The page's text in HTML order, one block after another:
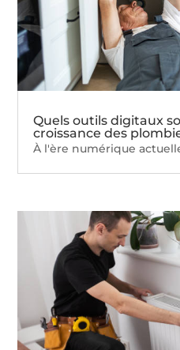
Quels outils digitaux
croissance des
À l'ère numérique